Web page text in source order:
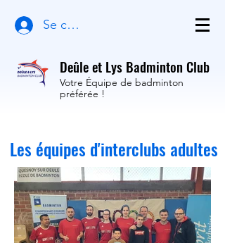
Se connecter
Deûle et Lys Badminton Club
Votre Équipe de badminton
préférée !
Les équipes d'interclubs adultes